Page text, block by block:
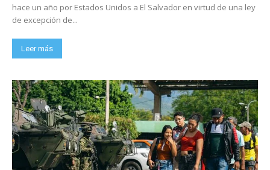
hace un año por Estados Unidos a El Salvador en virtud de una ley
de excepción de...
Leer más